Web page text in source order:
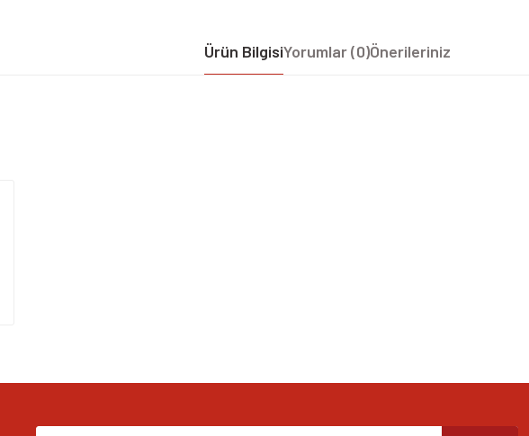
Ürün BilgisiYorumlar (0)Önerileriniz